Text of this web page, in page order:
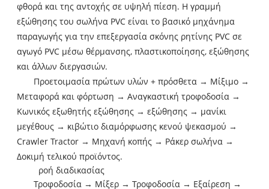
φθορά και της αντοχής σε υψηλή πίεση. Η γραμμή
εξώθησης του σωλήνα PVC είναι το βασικό μηχάνημα
παραγωγής για την επεξεργασία σκόνης ρητίνης PVC σε
αγωγό PVC μέσω θέρμανσης, πλαστικοποίησης, εξώθησης
και άλλων διεργασιών.
Προετοιμασία πρώτων υλών + πρόσθετα → Μίξιμο →
Μεταφορά και φόρτωση → Αναγκαστική τροφοδοσία →
Κωνικός εξωθητής εξώθησης → εξώθησης → μανίκι
μεγέθους → κιβώτιο διαμόρφωσης κενού ψεκασμού →
Crawler Tractor → Μηχανή κοπής → Ράκερ σωλήνα →
Δοκιμή τελικού προϊόντος.
ροή διαδικασίας
Τροφοδοσία → Μίξερ → Τροφοδοσία → Εξαίρεση →